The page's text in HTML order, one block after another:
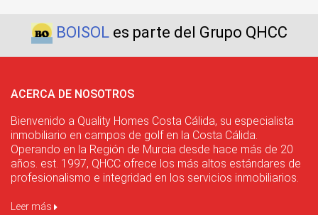
BOISOLes parte del Grupo QHCC
ACERCA DE NOSOTROS
Bienvenido a Quality Homes Costa Cálida, su especialista
inmobiliario en campos de golf en la Costa Cálida.
Operando en la Región de Murcia desde hace más de 20
años. est. 1997, QHCC ofrece los más altos estándares de
profesionalismo e integridad en los servicios inmobiliarios.
Leer más